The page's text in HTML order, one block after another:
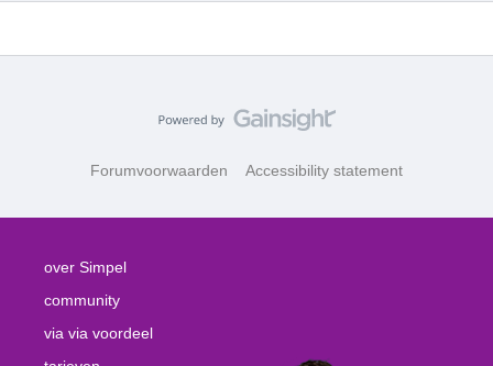
Forumvoorwaarden Accessibility statement
over Simpel
community
via via voordeel